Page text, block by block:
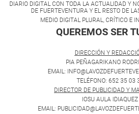
DIARIO DIGITAL CON TODA LA ACTUALIDAD Y
DE FUERTEVENTURA Y EL RESTO DE
MEDIO DIGITAL PLURAL, CRÍTICO E
QUEREMOS SER
DIRECCIÓN Y
PIA PEÑAGARIKANO
EMAIL:
TELÉFONO: 652 35 03
DIRECTOR DE PUBLICIDAD Y
IOSU AULA IDIAQUEZ
EMAIL: